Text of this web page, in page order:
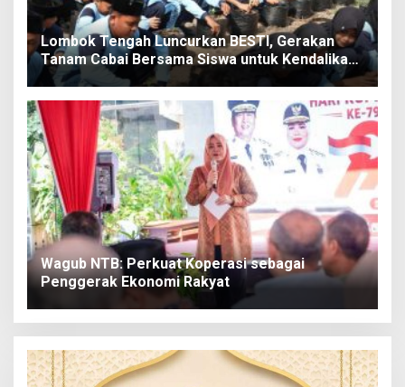
Lombok Tengah Luncurkan BESTI, Gerakan
Tanam Cabai Bersama Siswa untuk Kendalikan
Inflasi
Wagub NTB: Perkuat Koperasi sebagai
Penggerak Ekonomi Rakyat